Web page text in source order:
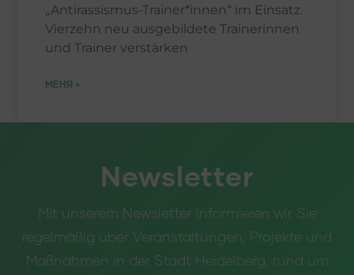
„Antirassismus-Trainer*innen“ im Einsatz.
Vierzehn neu ausgebildete Trainerinnen
und Trainer verstärken
MEHR »
Newsletter
Mit unserem Newsletter informieren wir Sie
regelmäßig über Veranstaltungen, Projekte und
Maßnahmen in der Stadt Heidelberg, rund um